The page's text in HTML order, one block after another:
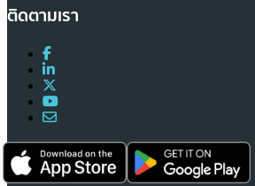
ติดตามเรา